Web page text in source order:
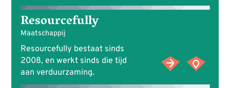
Resourcefully
Maatschappij
Resourcefully bestaat sinds
2008, en werkt sinds die tijd
aan verduurzaming.